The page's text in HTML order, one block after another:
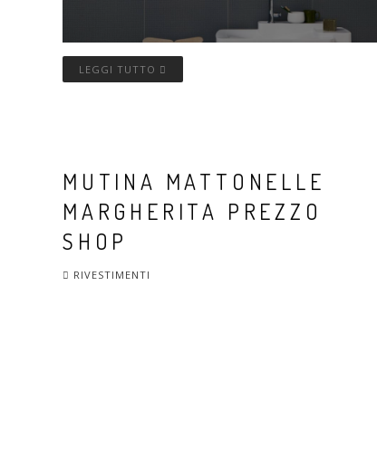
LEGGI TUTTO
MUTINA MATTONELLE
MARGHERITA PREZZO
SHOP
RIVESTIMENTI